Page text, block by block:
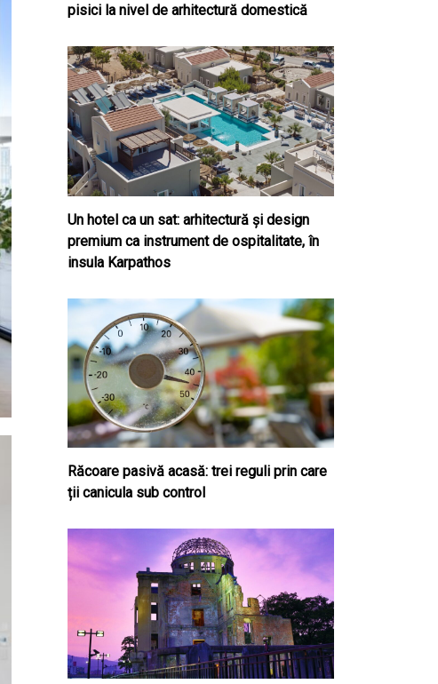
pisici la nivel de arhitectură domestică
Un hotel ca un sat: arhitectură și design
premium ca instrument de ospitalitate, în
insula Karpathos
Răcoare pasivă acasă: trei reguli prin care
ții canicula sub control